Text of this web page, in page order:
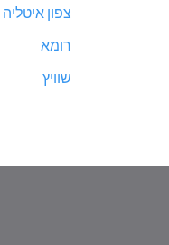
צפון איטליה
רומא
שוויץ